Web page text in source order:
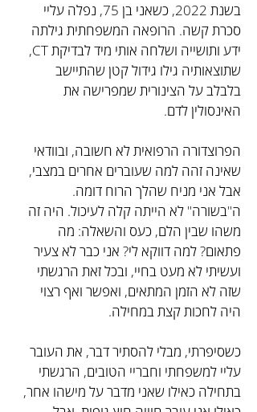
בשנת 2022, כשאני בן 75, נפלה עליי
סכרת קשה. הרופאה המשפחתית גילתה
ידע ותושייה ושלחה אותי מיד לבדיקת CT,
שתוצאותיה גילו גידול קטן שהתיישב
בלבלב על הצינורית שמפרישה את
האינסולין לדם.
הפרוצדורה הרפואית לא חשובה, ובוודאי
שאינה זהה למה שעוברים אחרים במצבי,
אבל אני מניח שהלך הרוח דומה.
ה"בשורה" לא הייתה קלה לעיכול. היה זה
משהו שבין הלם, כעס והשאלה: מה
פתאום? למה דווקא לי? אני כבר לא צעיר
ועשיתי לא מעט בחיי, ובכל זאת הרגשתי
שזה לא הזמן המתאים, ואפשר ואף רצוי
היה לחכות קצת במחילה.
כשסיפרתי, מבלי להסתיר דבר, את העובר
עליי למשפחתי וחבריי הטובים, הרגשתי
בתחילה כאילו שאני מדבר על מישהו אחר,